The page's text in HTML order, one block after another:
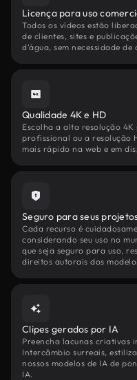
Licença para uso
Todos os vídeos estão
de clientes, sites e
d'água, sem necessidade
Qualidade 4K e HD
Escolha a alta resolução
profissional ou a resolução
mais rápido na web e em
Seguro para seus
Cada recurso é
considerando seu uso no
que seja seguro para uso,
direitos autorais dos
Clipes gerados por IA
Preencha lacunas criativas
Intercâmbio surreais,
nossos modelos de IA de
IA.